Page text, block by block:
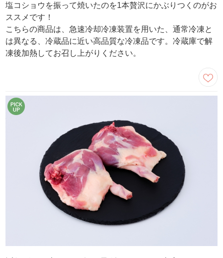
塩コショウを振って焼いたのを1本贅沢にかぶりつくのがお
ススメです！
こちらの商品は、急速冷却冷凍装置を用いた、通常冷凍と
は異なる、冷蔵品に近い高品質な冷凍品です。冷蔵庫で解
凍後加熱してお召し上がりください。